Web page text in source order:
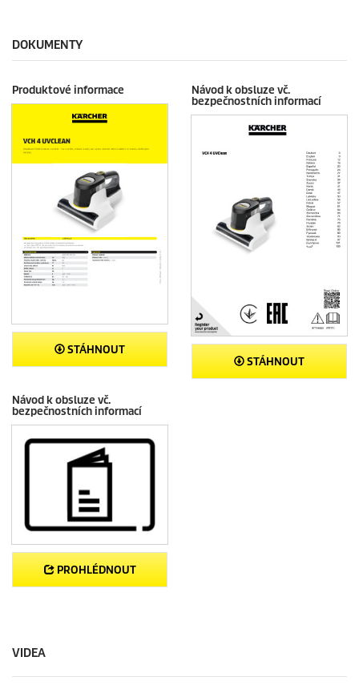
DOKUMENTY
Produktové informace
STÁHNOUT
Návod k obsluze vč.
bezpečnostních informací
STÁHNOUT
Návod k obsluze vč.
bezpečnostních informací
PROHLÉDNOUT
VIDEA